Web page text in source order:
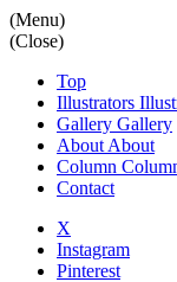
(Menu)
(Close)
Top
Illustrators
Gallery Gallery
About About
Column
Contact
X
Instagram
Pinterest